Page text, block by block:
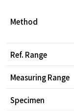
Method
Ref. Range
Measuring Range
Specimen